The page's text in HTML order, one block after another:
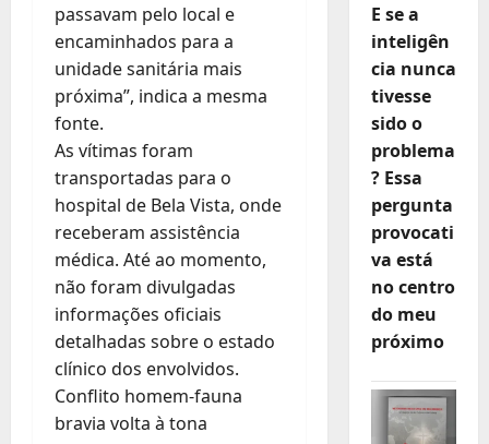
passavam pelo local e
encaminhados para a
unidade sanitária mais
próxima”, indica a mesma
fonte.
As vítimas foram
transportadas para o
hospital de Bela Vista, onde
receberam assistência
médica. Até ao momento,
não foram divulgadas
informações oficiais
detalhadas sobre o estado
clínico dos envolvidos.
Conflito homem-fauna
bravia volta à tona
E se a
inteligên
cia nunca
tivesse
sido o
problema
? Essa
pergunta
provocati
va está
no centro
do meu
próximo